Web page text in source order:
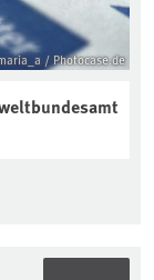
/ Photocase.de